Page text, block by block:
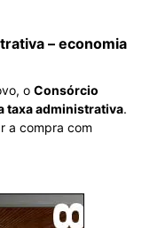
– economia
o Consórcio
taxa administrativa.
a compra com